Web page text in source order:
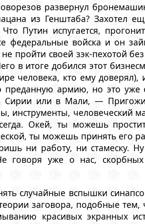
развернул
из Генштаба? Захотел
Путин испугается,
федеральные войска и он
пройти своей зэк-пехотой
в итоге добился этот
человека, кто ему доверял),
армию, но это уже
Сирии или в Мали, —
инструменты, человеческий
Окей, ты можешь
ты можешь принять его
ни работу, ни стамеску. Ну
говоря уже о нас,
случайные вспышки
заговора, подобные тем,
красивых экранных